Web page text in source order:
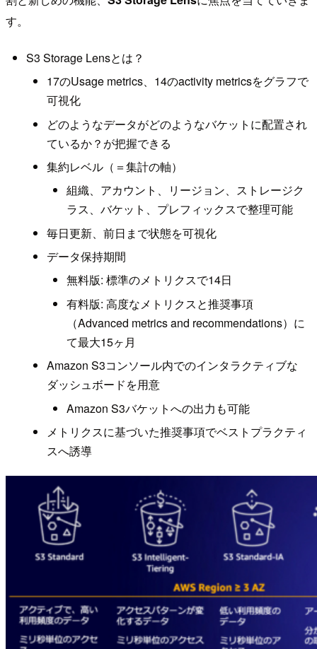
す。
S3 Storage Lensとは？
17のUsage metrics、14のactivity metricsをグラフで
可視化
どのようなデータがどのようなバケットに配置され
ているか？が把握できる
集約レベル（＝集計の軸）
組織、アカウント、リージョン、ストレージク
ラス、バケット、プレフィックスで整理可能
毎日更新、前日まで状態を可視化
データ保持期間
無料版: 標準のメトリクスで14日
有料版: 高度なメトリクスと推奨事項
（Advanced metrics and recommendations）に
て最大15ヶ月
Amazon S3コンソール内でのインタラクティブな
ダッシュボードを用意
Amazon S3バケットへの出力も可能
メトリクスに基づいた推奨事項でベストプラクティ
スへ誘導